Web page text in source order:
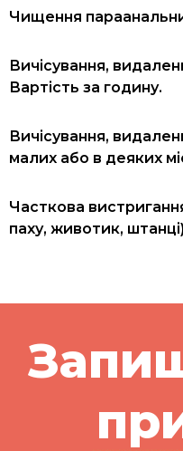
Чищення
Вичісування,
Вартість за годину.
Вичісування,
малих або в деяких
Часткова
паху, животик, штанці)